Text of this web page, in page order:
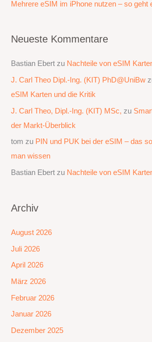
Mehrere eSIM im iPhone nutzen – so geht
Neueste Kommentare
Bastian Ebert zu Nachteile von eSIM
J. Carl Theo Dipl.-Ing. (KIT) PhD@UniBw
eSIM Karten und die Kritik
J. Carl Theo, Dipl.-Ing. (KIT) MSc, zu
der Markt-Überblick
tom zu PIN und PUK bei der eSIM – das
man wissen
Bastian Ebert zu Nachteile von eSIM
Archiv
August 2026
Juli 2026
April 2026
März 2026
Februar 2026
Januar 2026
Dezember 2025